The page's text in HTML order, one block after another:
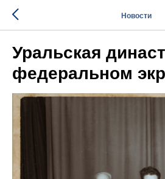
Новости
Уральская
федеральном